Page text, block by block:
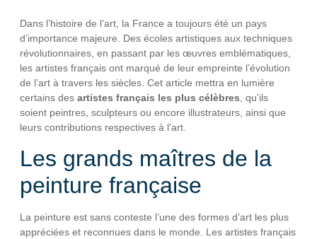
Dans l’histoire de l’art, la France a toujours été un pays
d’importance majeure. Des écoles artistiques aux techniques
révolutionnaires, en passant par les œuvres emblématiques,
les artistes français ont marqué de leur empreinte l’évolution
de l’art à travers les siècles. Cet article mettra en lumière
certains des artistes français les plus célèbres , qu’ils
soient peintres, sculpteurs ou encore illustrateurs, ainsi que
leurs contributions respectives à l’art.
Les grands maîtres de la
peinture française
La peinture est sans conteste l’une des formes d’art les plus
appréciées et reconnues dans le monde. Les artistes français